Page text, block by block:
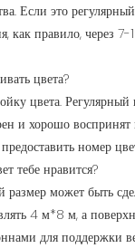
Если это
как правило, через 7-
цвета?
цвета.
и хорошо
номер
тебе нравится?
может быть
4 м*8 м, а
для поддержки